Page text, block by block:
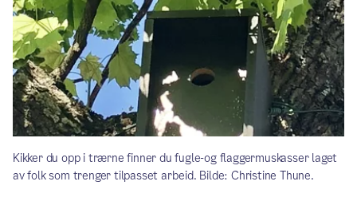
Kikker du opp i trærne finner du fugle-og flaggermuskasser laget
av folk som trenger tilpasset arbeid. Bilde: Christine Thune.